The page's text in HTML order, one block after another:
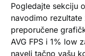
Pogledajte sekciju
navodimo
preporučene
AVG FPS i 1% low
naveli tačno vašu